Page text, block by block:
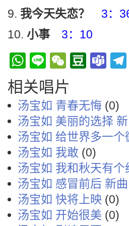
我今天失恋？
3：
小事
3：10
WhatsApp
LineWeChat
相关唱片
汤宝如 青春无悔 (0)
汤宝如 美丽的选择
汤宝如 给世界多一个
汤宝如 我敢 (0)
汤宝如 我和秋天有个
汤宝如 感冒前后 新
汤宝如 快将上映 (0)
汤宝如 开始很美 (0)